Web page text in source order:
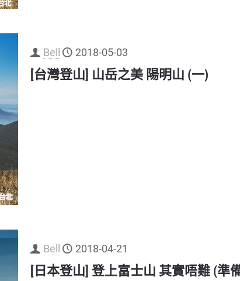
Bell 2018-05-03
[台灣登山] 山岳之美 陽明山 (一)
Bell 2018-04-21
[日本登山] 登上富士山 其實唔難 (準